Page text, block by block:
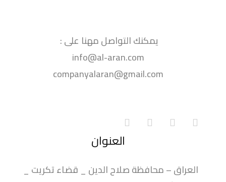
يمكنك التواصل مهنا على :
info@al-aran.com
companyalaran@gmail.com
العنوان
العراق – محافظة صلاح الدين _ قضاء تكريت _